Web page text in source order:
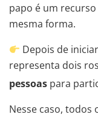
papo é um
mesma forma.
Depois de
representa dois
pessoas para
Nesse caso, todos